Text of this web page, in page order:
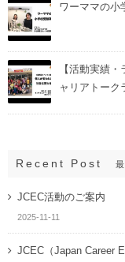
ワーママの小
【活動実績
ャリアトーク
Recent Post
JCEC活動のご案内
2025-11-11
JCEC（Japan Career